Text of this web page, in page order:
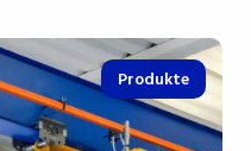
Produkte